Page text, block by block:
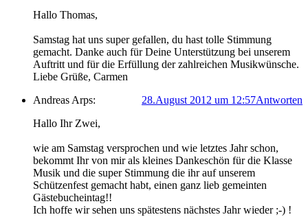
Hallo Thomas,
Samstag hat uns super gefallen, du hast tolle Stimmung
gemacht. Danke auch für Deine Unterstützung bei unserem
Auftritt und für die Erfüllung der zahlreichen Musikwünsche.
Liebe Grüße, Carmen
Andreas Arps:
Antworten
28.August 2012 um 12:57
Hallo Ihr Zwei,
wie am Samstag versprochen und wie letztes Jahr schon,
bekommt Ihr von mir als kleines Dankeschön für die Klasse
Musik und die super Stimmung die ihr auf unserem
Schützenfest gemacht habt, einen ganz lieb gemeinten
Gästebucheintag!!
Ich hoffe wir sehen uns spätestens nächstes Jahr wieder ;-) !